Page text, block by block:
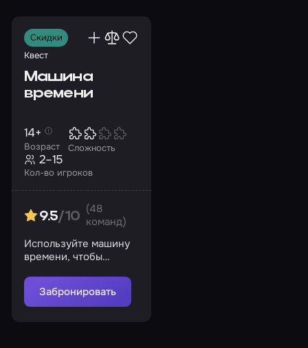
Скидки
Квест
Машина
времени
Возраст
14+
Сложность
Кол-во игроков
2–15
9.5/10
(48
команд)
Используйте машину
времени, чтобы
и будущее
Забронировать